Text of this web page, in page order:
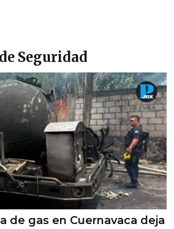
Seguridad
de gas en Cuernavaca deja